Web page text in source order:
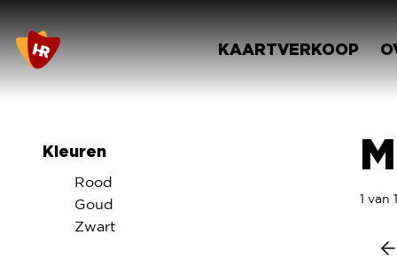
KAARTVERKOOP
Kleuren
Rood
Goud
Zwart
1 van